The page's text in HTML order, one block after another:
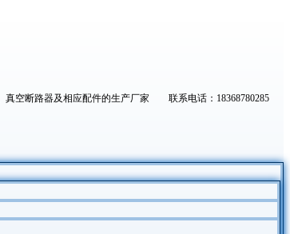
真空断路器及相应配件的生产厂家 联系电话：18368780285